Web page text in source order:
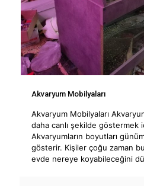
Akvaryum Mobilyaları
Akvaryum Mobilyaları
daha canlı şekilde göstermek
Akvaryumların boyutları
gösterir. Kişiler çoğu zaman
evde nereye koyabileceğini